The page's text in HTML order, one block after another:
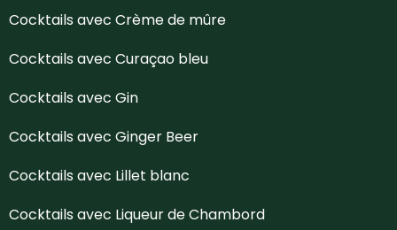
Cocktails avec Crème de mûre
Cocktails avec Curaçao bleu
Cocktails avec Gin
Cocktails avec Ginger Beer
Cocktails avec Lillet blanc
Cocktails avec Liqueur de Chambord